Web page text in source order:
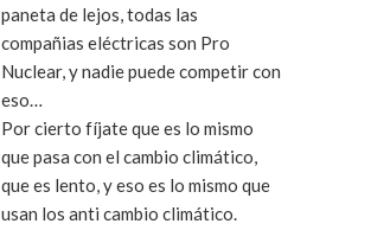
paneta de lejos, todas las
compañias eléctricas son Pro
Nuclear, y nadie puede competir con
eso…
Por cierto fíjate que es lo mismo
que pasa con el cambio climático,
que es lento, y eso es lo mismo que
usan los anti cambio climático.